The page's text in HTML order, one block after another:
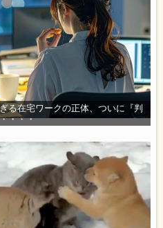
る在宅ワークの正体、ついに『判
・・・